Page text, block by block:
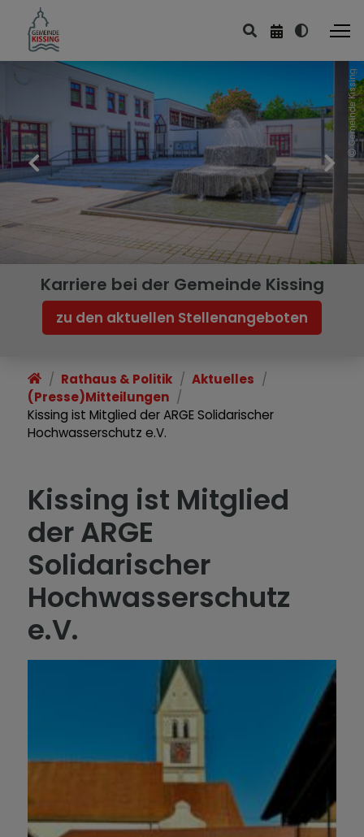
Gemeinde Kissing
Karriere bei der Gemeinde Kissing
zu den aktuellen Stellenangeboten
Rathaus & Politik
Aktuelles
(Presse)Mitteilungen
Kissing ist Mitglied der ARGE Solidarischer
Hochwasserschutz e.V.
Kissing ist Mitglied
der ARGE
Solidarischer
Hochwasserschutz
e.V.